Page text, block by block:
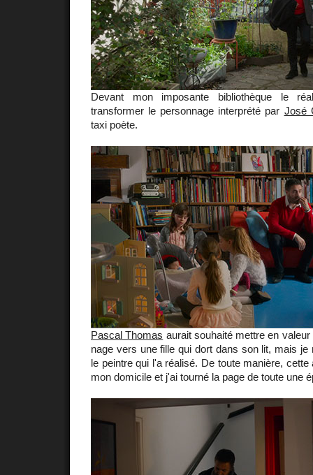
Devant mon imposante bibliothèque le
transformer le personnage interprété par José
taxi poète.
Pascal Thomas aurait souhaité mettre en
nage vers une fille qui dort dans son lit, mais je
le peintre qui l'a réalisé. De toute manière, cette
mon domicile et j'ai tourné la page de toute une